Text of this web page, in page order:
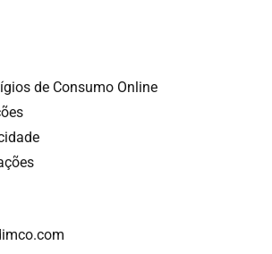
de Consumo Online